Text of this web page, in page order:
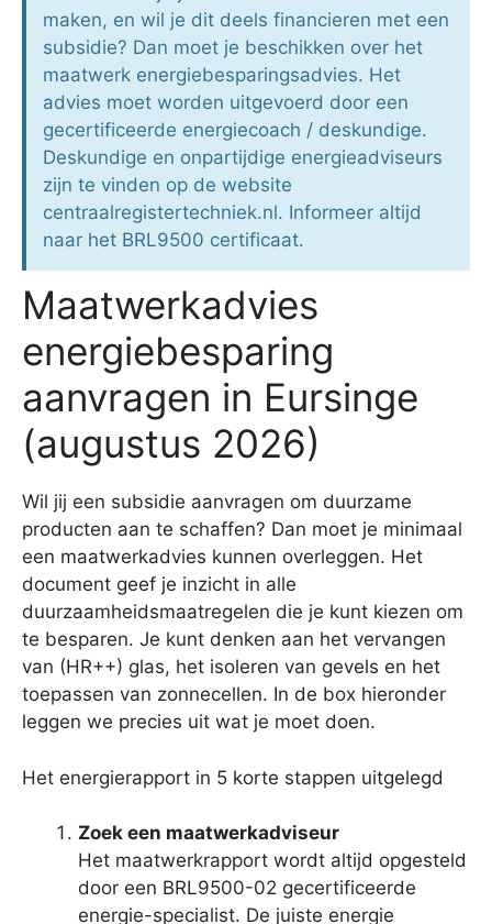
maken, en wil je dit deels financieren met een
subsidie? Dan moet je beschikken over het
maatwerk energiebesparingsadvies. Het
advies moet worden uitgevoerd door een
gecertificeerde energiecoach / deskundige.
Deskundige en onpartijdige energieadviseurs
zijn te vinden op de website
centraalregistertechniek.nl. Informeer altijd
naar het BRL9500 certificaat.
Maatwerkadvies
energiebesparing
aanvragen in Eursinge
(augustus 2026)
Wil jij een subsidie aanvragen om duurzame
producten aan te schaffen? Dan moet je minimaal
een maatwerkadvies kunnen overleggen. Het
document geef je inzicht in alle
duurzaamheidsmaatregelen die je kunt kiezen om
te besparen. Je kunt denken aan het vervangen
van (HR++) glas, het isoleren van gevels en het
toepassen van zonnecellen. In de box hieronder
leggen we precies uit wat je moet doen.
Het energierapport in 5 korte stappen uitgelegd
Zoek een maatwerkadviseur
Het maatwerkrapport wordt altijd opgesteld
door een BRL9500-02 gecertificeerde
energie-specialist. De juiste energie